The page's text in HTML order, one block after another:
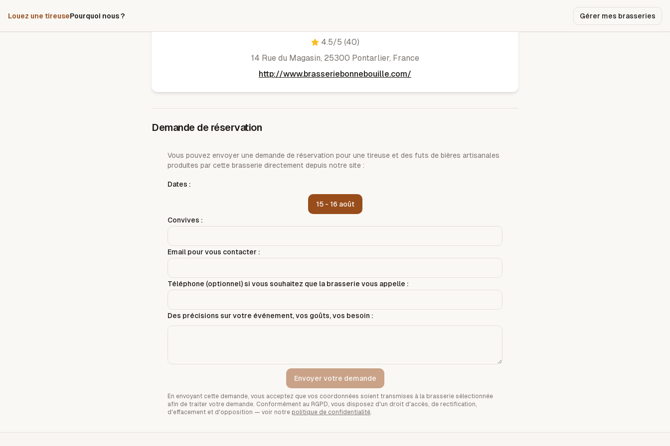
Louez une tireusePourquoi nous ? Gérer mes brasseries
4.5/5 (40)
14 Rue du Magasin, 25300 Pontarlier, France
http://www.brasseriebonnebouille.com/
Demande de réservation
Vous pouvez envoyer une demande de réservation pour une tireuse et des futs de bières artisanales
produites par cette brasserie directement depuis notre site :
Dates :
15 - 16 août
Convives :
Email pour vous contacter :
Téléphone (optionnel) si vous souhaitez que la brasserie vous appelle :
Des précisions sur votre événement, vos goûts, vos besoin :
Envoyer votre demande
En envoyant cette demande, vous acceptez que vos coordonnées soient transmises à la brasserie sélectionnée
afin de traiter votre demande. Conformément au RGPD, vous disposez d'un droit d'accès, de rectification,
d'effacement et d'opposition — voir notre politique de confidentialité.